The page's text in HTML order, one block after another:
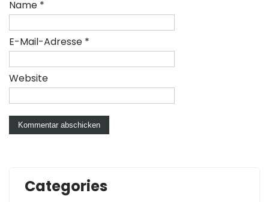
Name *
E-Mail-Adresse *
Website
Categories